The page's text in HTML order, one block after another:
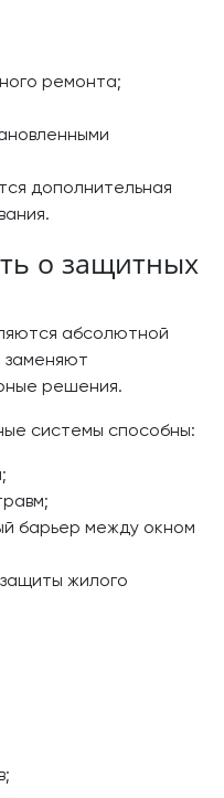
ремонта;
дополнительная
о защитных
абсолютной
заменяют
решения.
системы способны:
барьер между окном
жилого